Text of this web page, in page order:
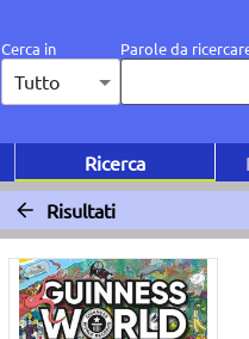
Cerca in
Tutto
Parole da
Ricerca
Risultati